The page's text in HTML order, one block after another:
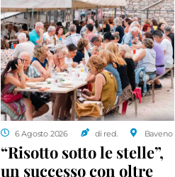
6 Agosto 2026 di red. Baveno
“Risotto sotto le stelle”,
un successo con oltre